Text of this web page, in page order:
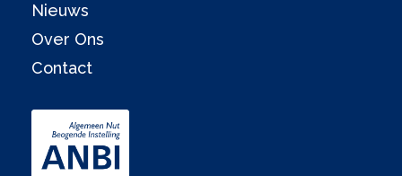
Nieuws
Over Ons
Contact